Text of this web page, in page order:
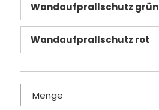
Wandaufprallschutz grün
Wandaufprallschutz rot
Menge